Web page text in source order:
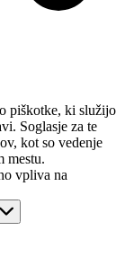
piškotke, ki služijo
Soglasje za te
kot so vedenje
mestu.
vpliva na